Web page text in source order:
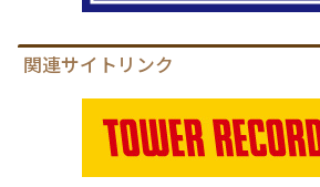
関連サイトリンク